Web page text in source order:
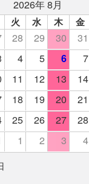
2026年 8月
火 水 木 金
28 29 30 31
4 5 6 7
11 12 13 14
18 19 20 21
25 26 27 28
1 2 3 4